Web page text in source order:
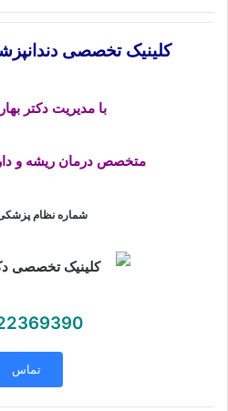
کلینیک تخصصی
با مدیریت دکتر
متخصص درمان ریشه و
شماره نظام پزشکی :
تماس